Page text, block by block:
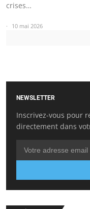
crises…
10 mai 2026
NEWSLETTER
Inscrivez-vous pour
directement dans